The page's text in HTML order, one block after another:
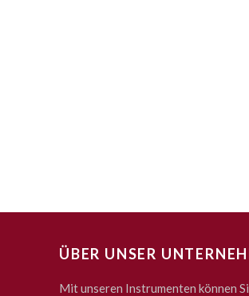
ÜBER UNSER
Mit unseren Instrumenten können